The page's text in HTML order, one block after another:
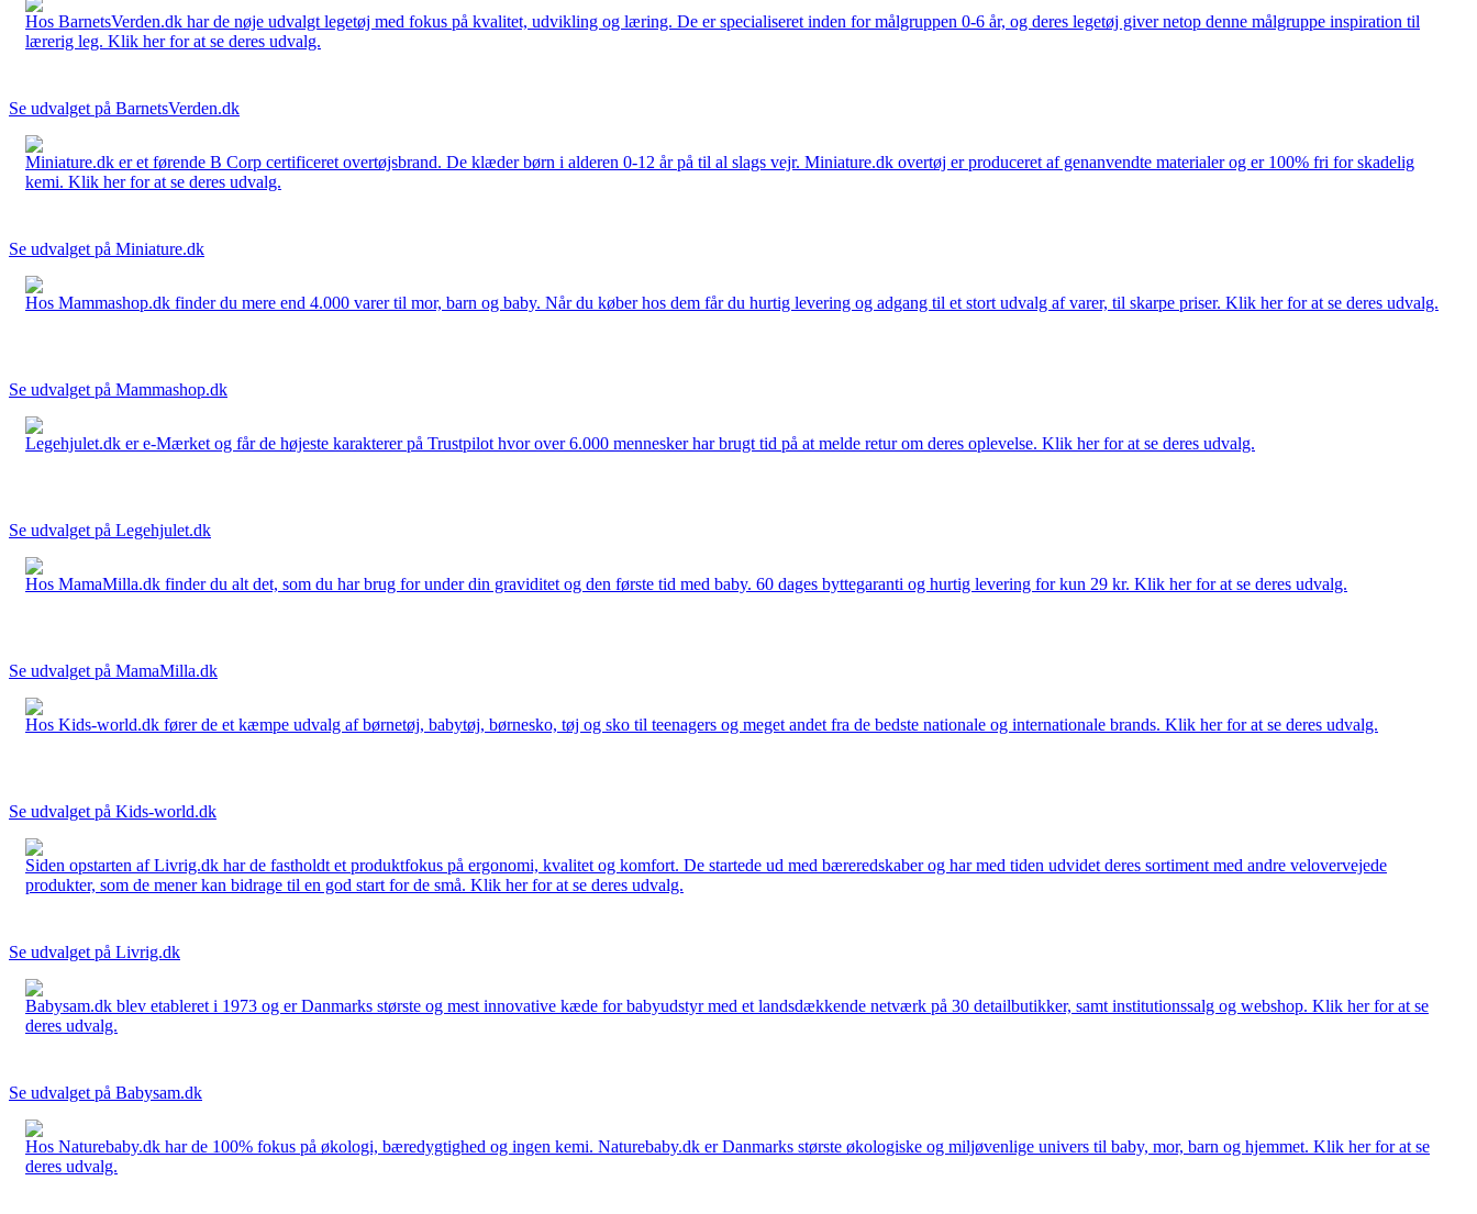
Hos BarnetsVerden.dk har de nøje udvalgt legetøj med fokus på kvalitet, udvikling og læring. De er specialiseret inden for målgruppen 0-6 år, og deres legetøj giver netop denne målgruppe inspiration til
lærerig leg. Klik her for at se deres udvalg.
Se udvalget på BarnetsVerden.dk
Miniature.dk er et førende B Corp certificeret overtøjsbrand. De klæder børn i alderen 0-12 år på til al slags vejr. Miniature.dk overtøj er produceret af genanvendte materialer og er 100% fri for skadelig
kemi. Klik her for at se deres udvalg.
Se udvalget på Miniature.dk
Hos Mammashop.dk finder du mere end 4.000 varer til mor, barn og baby. Når du køber hos dem får du hurtig levering og adgang til et stort udvalg af varer, til skarpe priser. Klik her for at se deres udvalg.
Se udvalget på Mammashop.dk
Legehjulet.dk er e-Mærket og får de højeste karakterer på Trustpilot hvor over 6.000 mennesker har brugt tid på at melde retur om deres oplevelse. Klik her for at se deres udvalg.
Se udvalget på Legehjulet.dk
Hos MamaMilla.dk finder du alt det, som du har brug for under din graviditet og den første tid med baby. 60 dages byttegaranti og hurtig levering for kun 29 kr. Klik her for at se deres udvalg.
Se udvalget på MamaMilla.dk
Hos Kids-world.dk fører de et kæmpe udvalg af børnetøj, babytøj, børnesko, tøj og sko til teenagers og meget andet fra de bedste nationale og internationale brands. Klik her for at se deres udvalg.
Se udvalget på Kids-world.dk
Siden opstarten af Livrig.dk har de fastholdt et produktfokus på ergonomi, kvalitet og komfort. De startede ud med bæreredskaber og har med tiden udvidet deres sortiment med andre velovervejede
produkter, som de mener kan bidrage til en god start for de små. Klik her for at se deres udvalg.
Se udvalget på Livrig.dk
Babysam.dk blev etableret i 1973 og er Danmarks største og mest innovative kæde for babyudstyr med et landsdækkende netværk på 30 detailbutikker, samt institutionssalg og webshop. Klik her for at se
deres udvalg.
Se udvalget på Babysam.dk
Hos Naturebaby.dk har de 100% fokus på økologi, bæredygtighed og ingen kemi. Naturebaby.dk er Danmarks største økologiske og miljøvenlige univers til baby, mor, barn og hjemmet. Klik her for at se
deres udvalg.